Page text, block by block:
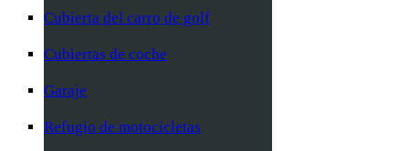
Cubierta del carro de golf
Cubiertas de coche
Garaje
Refugio de motocicletas